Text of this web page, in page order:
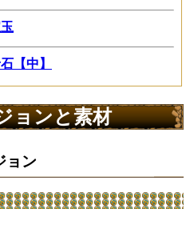
【中】
ョンと素材
ョン